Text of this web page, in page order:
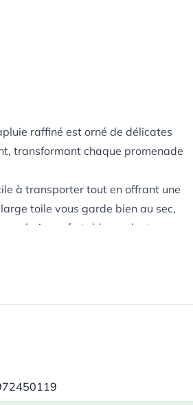
raffiné est orné de délicates
transformant chaque promenade
à transporter tout en offrant une
toile vous garde bien au sec,
en bois confortable rendent son